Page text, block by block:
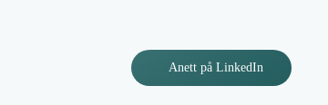
Anett på LinkedIn